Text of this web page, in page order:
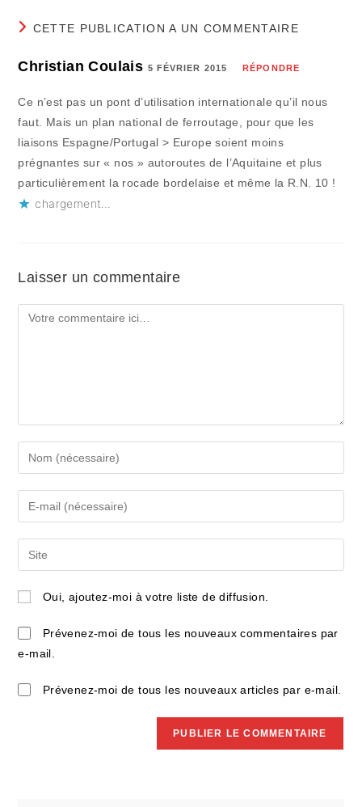
CETTE PUBLICATION A UN COMMENTAIRE
Christian Coulais 5 FÉVRIER 2015 RÉPONDRE
Ce n’est pas un pont d’utilisation internationale qu’il nous
faut. Mais un plan national de ferroutage, pour que les
liaisons Espagne/Portugal > Europe soient moins
prégnantes sur « nos » autoroutes de l’Aquitaine et plus
particulièrement la rocade bordelaise et même la R.N. 10 !
chargement…
Laisser un commentaire
Comment
your
name
comment
your
email
address
comment
l’URL
de
site
(facultatif)
Oui, ajoutez-moi à votre liste de diffusion.
Prévenez-moi de tous les nouveaux commentaires par
e-mail.
Prévenez-moi de tous les nouveaux articles par e-mail.